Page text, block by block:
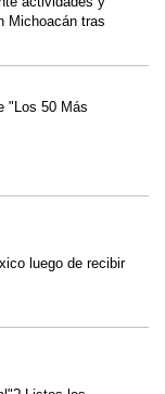
Michoacán tras
"Los 50 Más
luego de recibir